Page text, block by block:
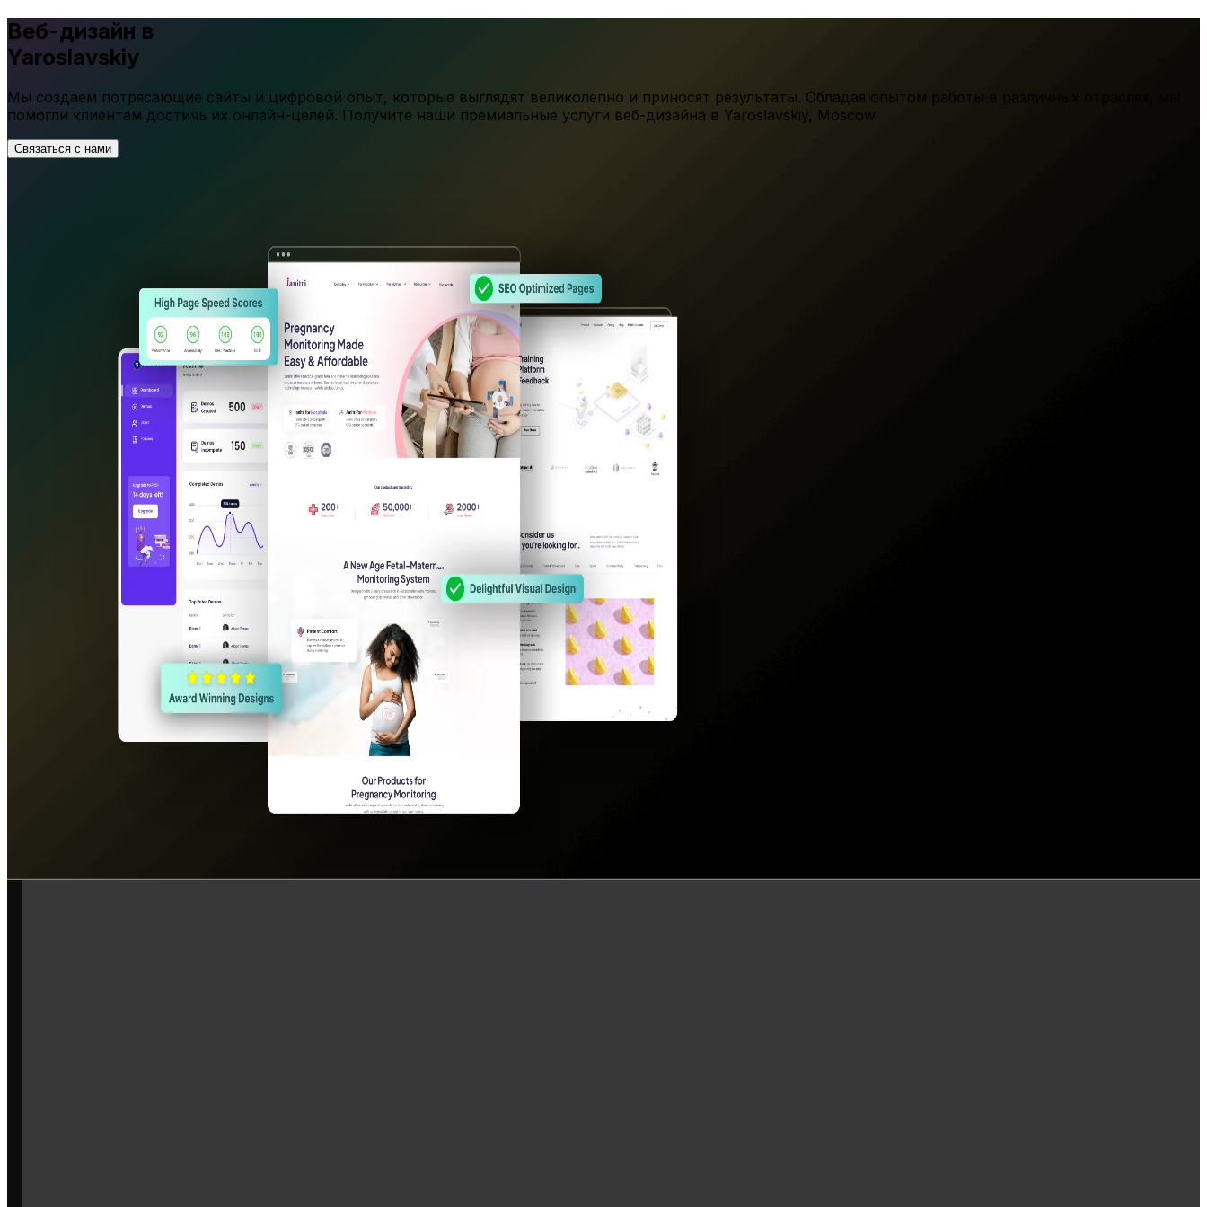
Веб-дизайн в
Yaroslavskiy
Мы создаем потрясающие сайты и цифровой опыт, которые выглядят великолепно и приносят результаты. Обладая опытом работы в различных отраслях, мы
помогли клиентам достичь их онлайн-целей. Получите наши премиальные услуги веб-дизайна в Yaroslavskiy, Moscow
Связаться с нами